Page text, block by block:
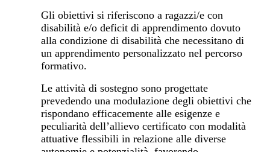
Gli obiettivi si riferiscono a ragazzi/e con
disabilità e/o deficit di apprendimento dovuto
alla condizione di disabilità che necessitano di
un apprendimento personalizzato nel percorso
formativo.
Le attività di sostegno sono progettate
prevedendo una modulazione degli obiettivi che
rispondano efficacemente alle esigenze e
peculiarità dell’allievo certificato con modalità
attuative flessibili in relazione alle diverse